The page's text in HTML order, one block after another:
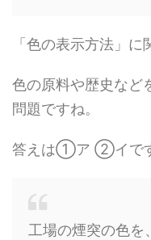
「色の表示方法」に
色の原料や歴史など
問題ですね。
答えは➀ア ②イで
工場の煙突の色を